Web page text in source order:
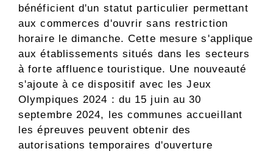
bénéficient d'un statut particulier permettant
aux commerces d'ouvrir sans restriction
horaire le dimanche. Cette mesure s'applique
aux établissements situés dans les secteurs
à forte affluence touristique. Une nouveauté
s'ajoute à ce dispositif avec les Jeux
Olympiques 2024 : du 15 juin au 30
septembre 2024, les communes accueillant
les épreuves peuvent obtenir des
autorisations temporaires d'ouverture